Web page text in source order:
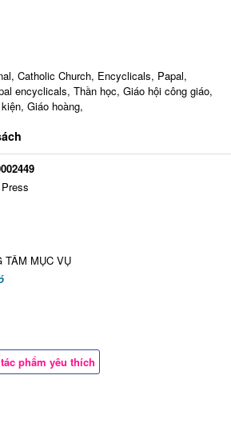
Catholic Church, Encyclicals, Papal,
encyclicals, Thần học, Giáo hội công giáo,
Giáo hoàng,
TÂM MỤC VỤ
phẩm yêu thích